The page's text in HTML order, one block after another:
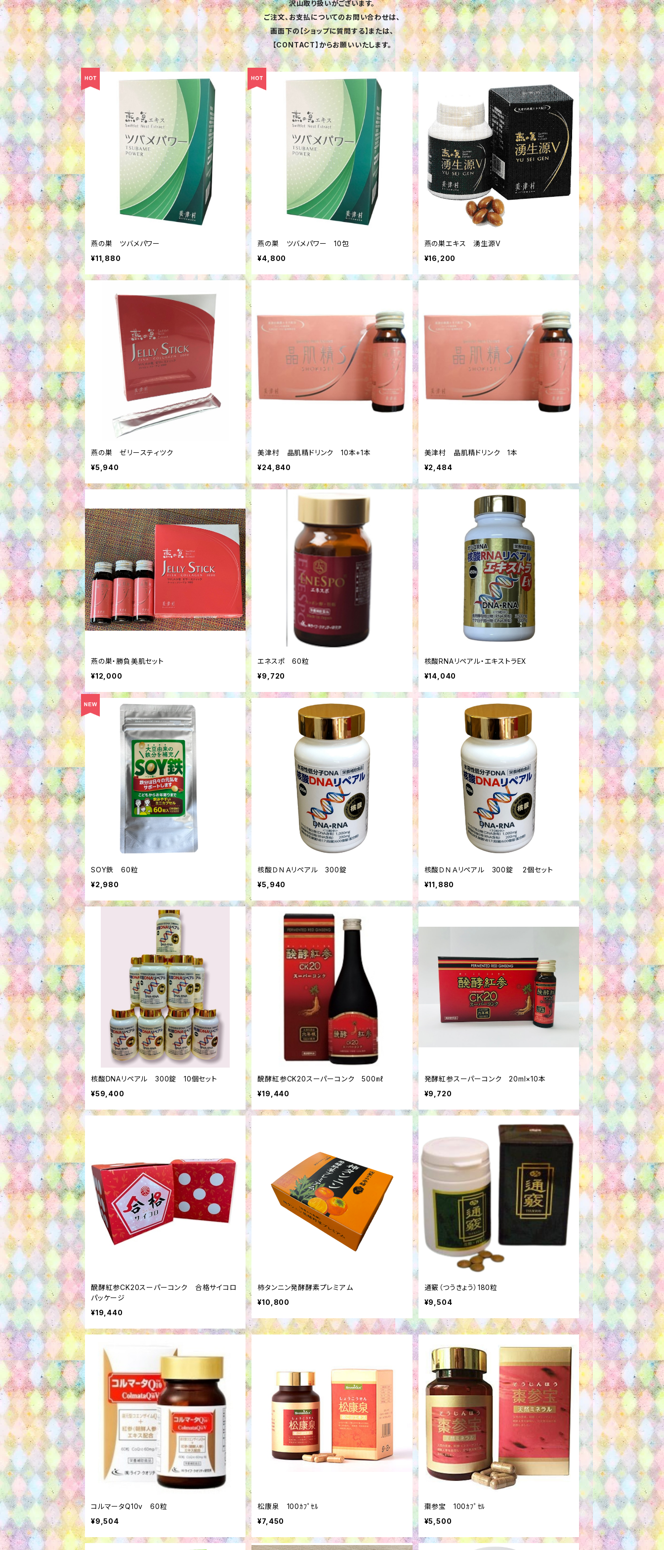
沢山取り扱いがございます。
ご注文、お支払についてのお問い合わせは、
画面下の【ショップに質問する】または、
【CONTACT】からお願いいたします。
燕の巣 ツバメパワー
¥11,880
燕の巣 ツバメパワー 10包
¥4,800
燕の巣エキス 湧生源V
¥16,200
燕の巣 ゼリースティツク
¥5,940
美津村 晶肌精ドリンク 10本+1本
¥24,840
美津村 晶肌精ドリンク 1本
¥2,484
燕の巣・勝負美肌セット
¥12,000
エネスポ 60粒
¥9,720
核酸RNAリペアル・エキストラEX
¥14,040
SOY鉄 60粒
¥2,980
核酸ＤＮＡリペアル 300錠
¥5,940
核酸ＤＮＡリペアル 300錠 2個セット
¥11,880
核酸DNAリペアル 300錠 10個セット
¥59,400
醗酵紅参CK20スーパーコンク 500㎖
¥19,440
発酵紅参スーパーコンク 20ml×10本
¥9,720
醗酵紅参CK20スーパーコンク 合格サイコロ
パッケージ
¥19,440
柿タンニン発酵酵素プレミアム
¥10,800
通竅（つうきょう）180粒
¥9,504
コルマータQ10v 60粒
¥9,504
松康泉 100ｶﾌﾟｾﾙ
¥7,450
棗参宝 100ｶﾌﾟｾﾙ
¥5,500